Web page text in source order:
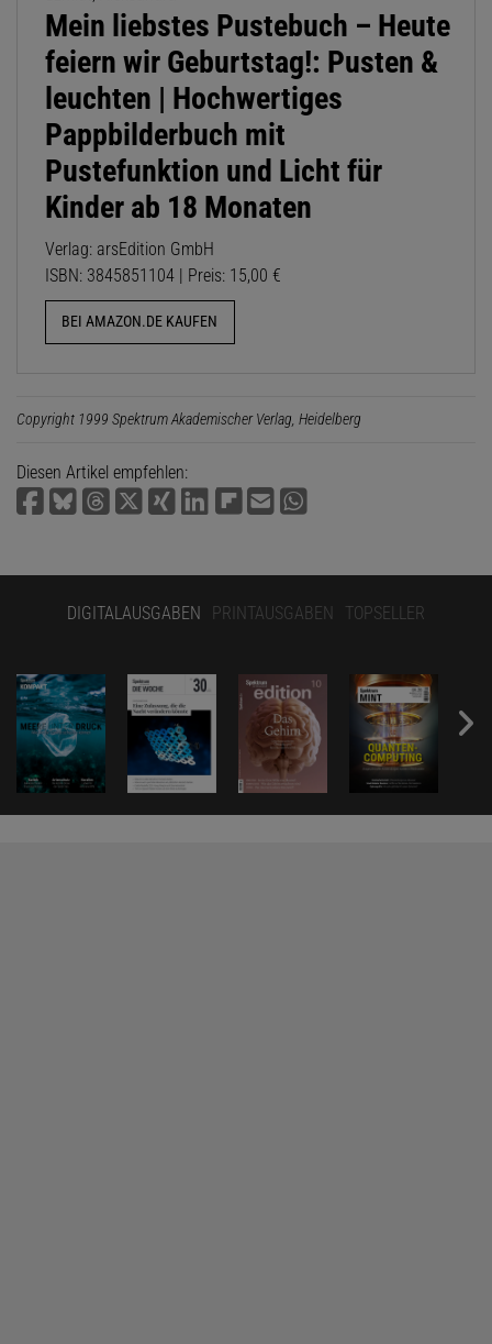
Mein liebstes Pustebuch – Heute
feiern wir Geburtstag!: Pusten &
leuchten | Hochwertiges
Pappbilderbuch mit
Pustefunktion und Licht für
Kinder ab 18 Monaten
Verlag: arsEdition GmbH
ISBN: 3845851104 | Preis: 15,00 €
BEI AMAZON.DE KAUFEN
Copyright 1999 Spektrum Akademischer Verlag, Heidelberg
Diesen Artikel empfehlen:
DIGITALAUSGABEN PRINTAUSGABEN TOPSELLER